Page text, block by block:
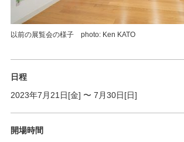
以前の展覧会の様子 photo: Ken KATO
日程
2023年7月21日[金] 〜 7月30日[日]
開場時間